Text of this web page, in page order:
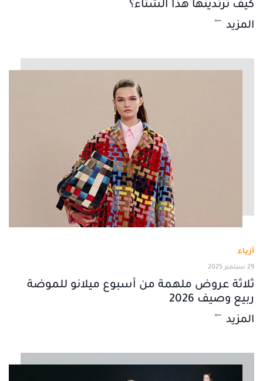
كيف ترتدينها هذا الشتاء؟
المزيد
أزياء
29 سبتمبر 2025
ثلاثة عروض ملهمة من أسبوع ميلانو للموضة
ربيع وصيف 2026
المزيد